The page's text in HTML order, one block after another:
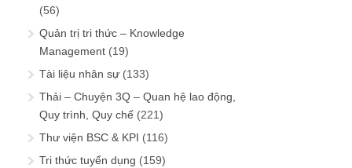
(56)
Quản trị tri thức – Knowledge
Management (19)
Tài liệu nhân sự (133)
Thải – Chuyện 3Q – Quan hệ lao động,
Quy trình, Quy chế (221)
Thư viện BSC & KPI (116)
Tri thức tuyển dụng (159)